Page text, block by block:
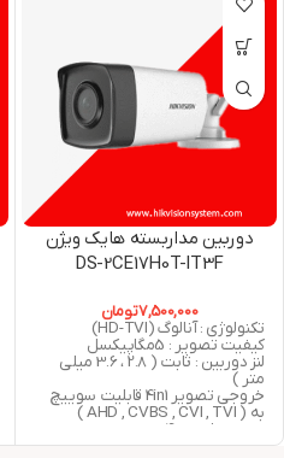
دوربین مداربسته هایک ویژن
DS-2CE17H0T-IT3F
7,500,000تومان
تکنولوژی : آنالوگ (HD-TVI)
کیفیت تصویر : 5مگاپیکسل
لنز دوربین : ثابت ( 2.8 ، 3.6 میلی
متر )
خروجی تصویر 4in1 قابلیت سوییچ
به ( AHD , CVBS , CVI , TVI )
دید در شب : 40 متر مربع
استاندارد : IP67